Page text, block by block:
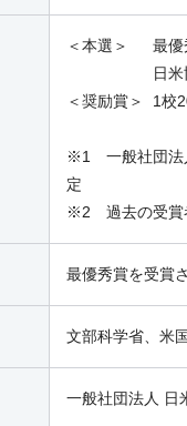
＜本選＞ 最優
日米協会会
＜奨励賞＞ 1校
※1 一般社団法
定
※2 過去の受賞
最優秀賞を受賞
文部科学省、米
一般社団法人 日